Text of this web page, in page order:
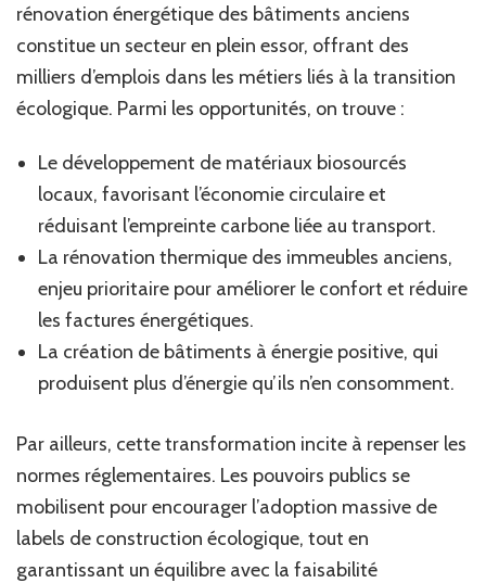
rénovation énergétique des bâtiments anciens
constitue un secteur en plein essor, offrant des
milliers d’emplois dans les métiers liés à la transition
écologique. Parmi les opportunités, on trouve :
Le développement de matériaux biosourcés
locaux, favorisant l’économie circulaire et
réduisant l’empreinte carbone liée au transport.
La rénovation thermique des immeubles anciens,
enjeu prioritaire pour améliorer le confort et réduire
les factures énergétiques.
La création de bâtiments à énergie positive, qui
produisent plus d’énergie qu’ils n’en consomment.
Par ailleurs, cette transformation incite à repenser les
normes réglementaires. Les pouvoirs publics se
mobilisent pour encourager l’adoption massive de
labels de construction écologique, tout en
garantissant un équilibre avec la faisabilité